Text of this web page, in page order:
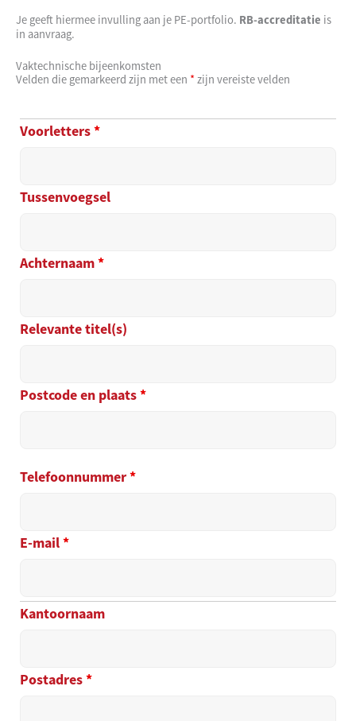
Je geeft hiermee invulling aan je PE-portfolio. RB-accreditatie is
in aanvraag.
Vaktechnische bijeenkomsten
Velden die gemarkeerd zijn met een *zijn vereiste velden
Voorletters*
Tussenvoegsel
Achternaam*
Relevante titel(s)
Postcode en plaats*
Telefoonnummer*
E-mail*
Kantoornaam
Postadres*